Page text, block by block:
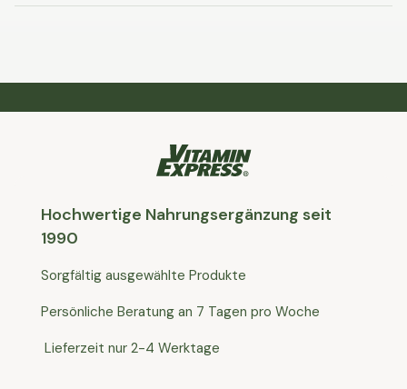
Hochwertige Nahrungsergänzung seit
1990
Sorgfältig ausgewählte Produkte
Persönliche Beratung an 7 Tagen pro Woche
Lieferzeit nur 2-4 Werktage